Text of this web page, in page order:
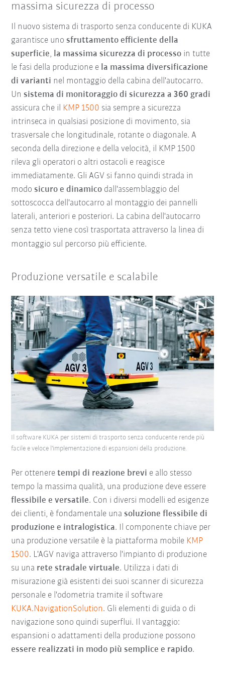
massima sicurezza di processo
Il nuovo sistema di trasporto senza conducente di KUKA
garantisce unosfruttamento efficiente della
superficie, la massima sicurezza di processo in tutte
le fasi della produzione e la massima diversificazione
di varianti nel montaggio della cabina dell'autocarro.
Unsistema di monitoraggio di sicurezza a 360 gradi
assicura che il
KMP 1500 sia sempre a sicurezza
intrinseca in qualsiasi posizione di movimento, sia
trasversale che longitudinale, rotante o diagonale. A
seconda della direzione e della velocità, il KMP 1500
rileva gli operatori o altri ostacoli e reagisce
immediatamente. Gli AGV si fanno quindi strada in
modosicuro e dinamico dall'assemblaggio del
sottoscocca dell'autocarro al montaggio dei pannelli
laterali, anteriori e posteriori. La cabina dell'autocarro
senza tetto viene così trasportata attraverso la linea di
montaggio sul percorso più efficiente.
Produzione versatile e scalabile
Per otteneretempi di reazione brevi e allo stesso
tempo la massima qualità, una produzione deve essere
flessibile e versatile. Con i diversi modelli ed esigenze
dei clienti, è fondamentale unasoluzione flessibile di
produzione e intralogistica. Il componente chiave per
una produzione versatile è la piattaforma mobile KMP
1500. L'AGV naviga attraverso l'impianto di produzione
su una rete stradale virtuale. Utilizza i dati di
misurazione già esistenti dei suoi scanner di sicurezza
personale e l'odometria tramite il software
KUKA.NavigationSolution. Gli elementi di guida o di
navigazione sono quindi superflui. Il vantaggio:
espansioni o adattamenti della produzione possono
essere realizzati in modo più semplice e rapido.
Il software KUKA per sistemi di trasporto senza conducente rende più
facile e veloce l'implementazione di espansioni della produzione.